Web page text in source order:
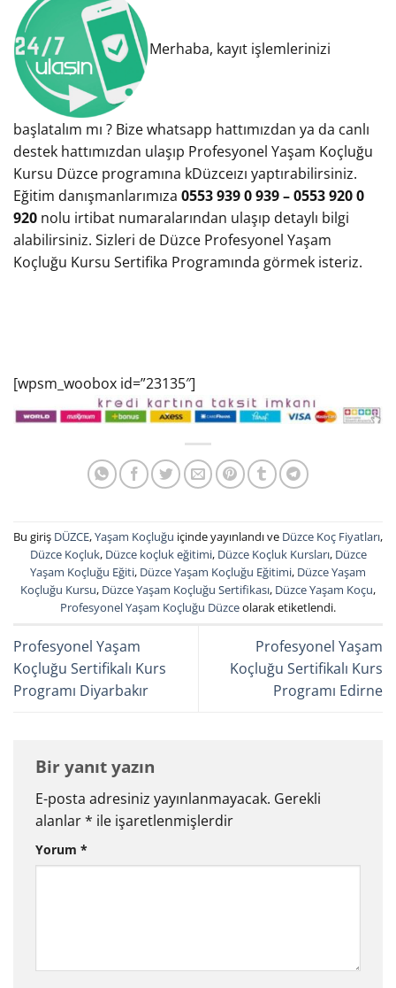
Merhaba, kayıt işlemlerinizi
başlatalım mı ? Bize whatsapp hattımızdan ya da canlı
destek hattımızdan ulaşıp Profesyonel Yaşam Koçluğu
Kursu Düzce programına kDüzceızı yaptırabilirsiniz.
Eğitim danışmanlarımıza 0553 939 0 939 – 0553 920 0
920 nolu irtibat numaralarından ulaşıp detaylı bilgi
alabilirsiniz. Sizleri de Düzce Profesyonel Yaşam
Koçluğu Kursu Sertifika Programında görmek isteriz.
[wpsm_woobox id=”23135″]
Bu giriş DÜZCE,Yaşam Koçluğu içinde yayınlandı ve Düzce Koç Fiyatları,
Düzce Koçluk, Düzce koçluk eğitimi, Düzce Koçluk Kursları, Düzce
Yaşam Koçluğu Eğiti, Düzce Yaşam Koçluğu Eğitimi, Düzce Yaşam
Koçluğu Kursu, Düzce Yaşam Koçluğu Sertifikası, Düzce Yaşam Koçu,
Profesyonel Yaşam Koçluğu Düzceolarak etiketlendi.
Profesyonel Yaşam
Koçluğu Sertifikalı Kurs
Programı Diyarbakır
Profesyonel Yaşam
Koçluğu Sertifikalı Kurs
Programı Edirne
Bir yanıt yazın
E-posta adresiniz yayınlanmayacak. Gerekli
alanlar* ile işaretlenmişlerdir
Yorum *